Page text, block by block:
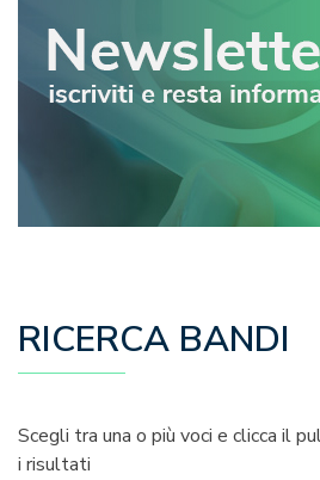
RICERCA BANDI
Scegli tra una o più voci e clicca il
i risultati